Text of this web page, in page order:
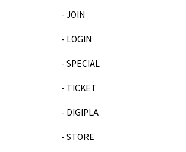
JOIN
LOGIN
SPECIAL
TICKET
DIGIPLA
STORE